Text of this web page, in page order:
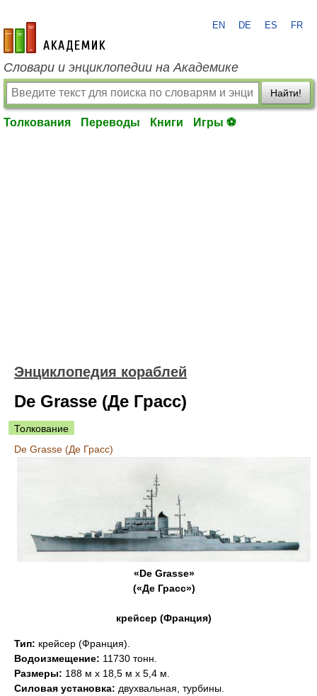
academic.ru
EN DE ES FR
Словари и энциклопедии на Академике
Найти!
Толкования Переводы Книги Игры ⚽
Энциклопедия кораблей
De Grasse (Де Грасс)
Толкование
De Grasse (Де Грасс)
«De Grasse»
(«Де Грасс»)
крейсер (Франция)
Тип: крейсер (Франция).
Водоизмещение: 11730 тонн.
Размеры: 188 м х 18,5 м х 5,4 м.
Силовая установка: двухвальная, турбины.